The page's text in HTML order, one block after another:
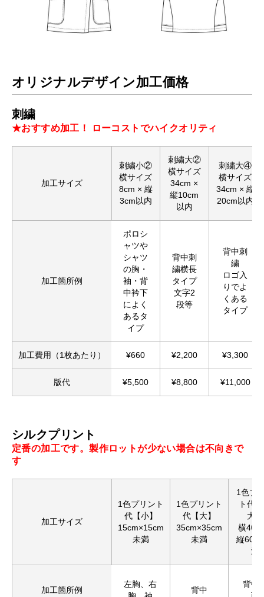
オリジナルデザイン加工価格
刺繍
★おすすめ加工！ ローコストでハイクオリティ
加工サイズ
刺繍小②
横サイズ
8cm × 縦
3cm以内
刺繍大②
横サイズ
34cm ×
縦10cm
以内
刺繍大④
横サイズ
34cm × 縦
20cm以内
加工箇所例
ポロシ
ャツや
シャツ
の胸・
袖・背
中衿下
によく
あるタ
イプ
背中刺
繍横長
タイプ
文字2
段等
背中刺
繍
ロゴ入
りでよ
くある
タイプ
加工費用（1枚あたり） ¥660 ¥2,200 ¥3,300
版代 ¥5,500 ¥8,800 ¥11,000
シルクプリント
定番の加工です。製作ロットが少ない場合は不向きで
す
加工サイズ
1色プリント
代【小】
15cm×15cm
未満
1色プリント
代【大】
35cm×35cm
未満
1色プ
ト代
大】
横
縦
満
加工箇所例
左胸、右
背中
背中